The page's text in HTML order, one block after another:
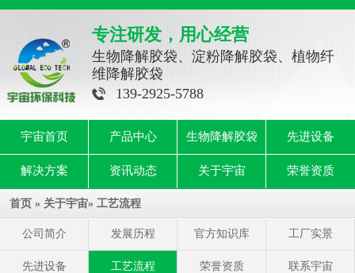
专注研发，用心经营
生物降解胶袋、淀粉降解胶袋、植物纤
维降解胶袋
139-2925-5788
宇宙首页 产品中心 生物降解胶袋 先进设备
解决方案 资讯动态 关于宇宙 荣誉资质
首页 » 关于宇宙» 工艺流程
公司简介 发展历程 官方知识库 工厂实景
先进设备 工艺流程 荣誉资质 联系宇宙